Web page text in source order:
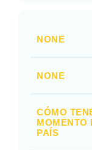
NONE
NONE
CÓMO
MOMENTO
PAÍS